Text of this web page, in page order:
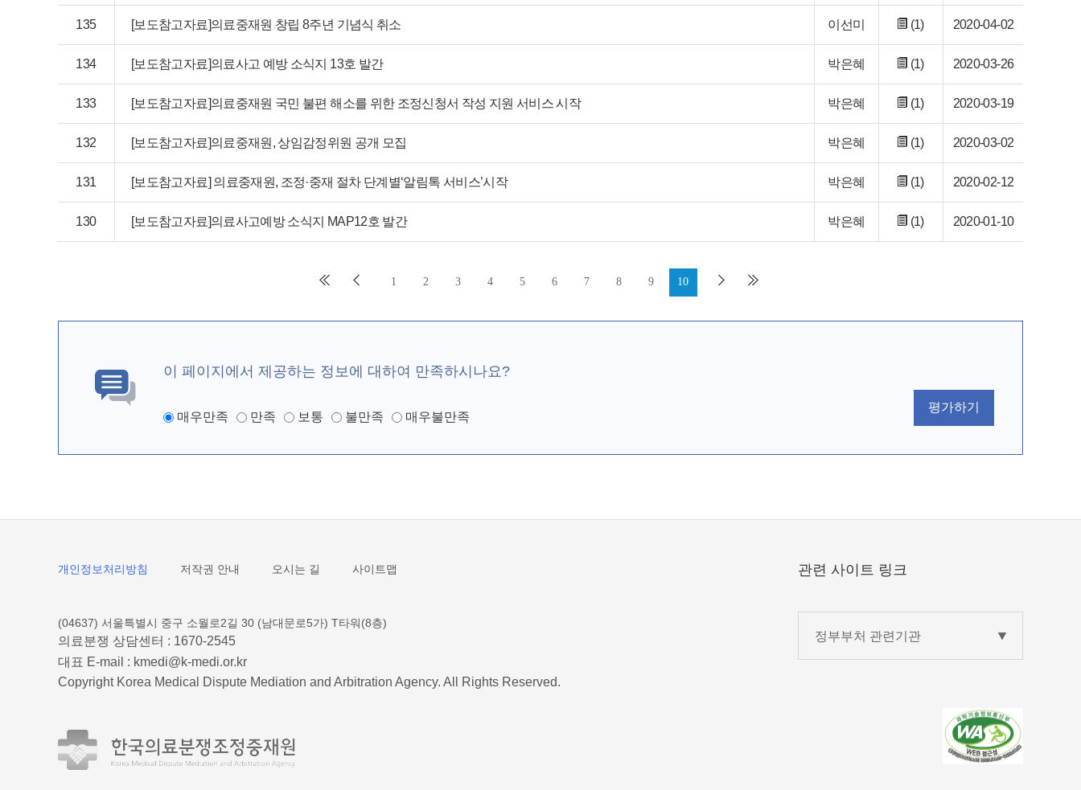
135 [보도참고자료]의료중재원 창립 8주년 기념식 취소 이선미 (1) 2020-04-02
134 [보도참고자료]의료사고 예방 소식지 13호 발간 박은혜 (1) 2020-03-26
133 [보도참고자료]의료중재원 국민 불편 해소를 위한 조정신청서 작성 지원 서비스 시작 박은혜 (1) 2020-03-19
132 [보도참고자료]의료중재원, 상임감정위원 공개 모집 박은혜 (1) 2020-03-02
131 [보도참고자료] 의료중재원, 조정·중재 절차 단계별‘알림톡 서비스’시작 박은혜 (1) 2020-02-12
130 [보도참고자료]의료사고예방 소식지 MAP12호 발간 박은혜 (1) 2020-01-10
1 2 3 4 5 6 7 8 9 10
이 페이지에서 제공하는 정보에 대하여 만족하시나요?
매우만족 만족 보통 불만족 매우불만족
평가하기
개인정보처리방침 저작권 안내 오시는 길 사이트맵
(04637) 서울특별시 중구 소월로2길 30 (남대문로5가) T타워(8층)
의료분쟁 상담센터 : 1670-2545
대표 E-mail : kmedi@k-medi.or.kr
Copyright Korea Medical Dispute Mediation and Arbitration Agency. All Rights Reserved.
관련 사이트 링크
정부부처 관련기관